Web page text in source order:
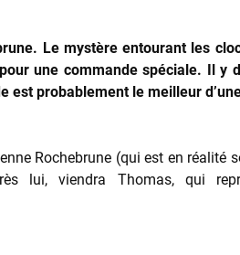
Le mystère entourant les
une commande spéciale. Il
probablement le meilleur
Rochebrune (qui est en
lui, viendra Thomas, qui